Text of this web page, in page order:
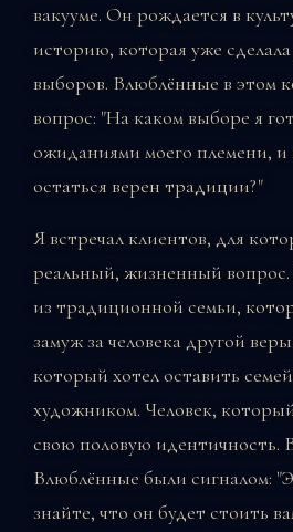
вакууме. Он рождается в
историю, которая уже
выборов. Влюблённые в этом
вопрос: "На каком выборе я
ожиданиями моего племени, и
остаться верен традиции?"
Я встречал клиентов, для
реальный, жизненный
из традиционной семьи,
замуж за человека другой
который хотел оставить
художником. Человек,
свою половую идентичность.
Влюблённые были сигналом:
знайте, что он будет стоить